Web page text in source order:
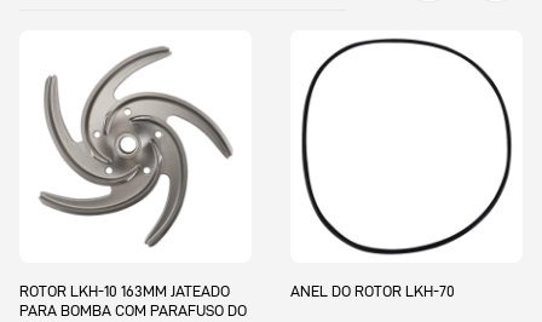
10 163MM JATEADO
COM PARAFUSO DO
ANEL DO ROTOR LKH-70